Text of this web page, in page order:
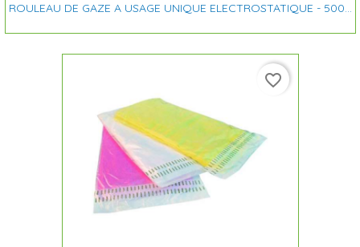
ROULEAU DE GAZE A USAGE UNIQUE ELECTROSTATIQUE - 500...
favorite_border